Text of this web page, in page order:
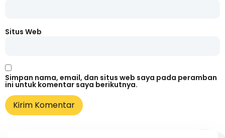
Situs Web
Simpan nama, email, dan situs web saya pada peramban
ini untuk komentar saya berikutnya.